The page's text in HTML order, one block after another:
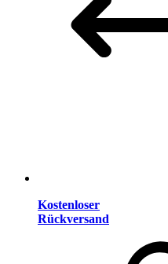
Kostenloser
Rückversand